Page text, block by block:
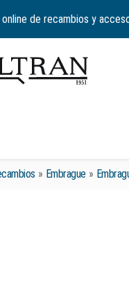
online de recambios y
» Embrague»